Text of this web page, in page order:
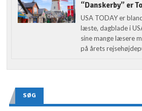
“Danskerby” er
USA TODAY er
læste, dagblade i
sine mange læsere
på årets
SØG